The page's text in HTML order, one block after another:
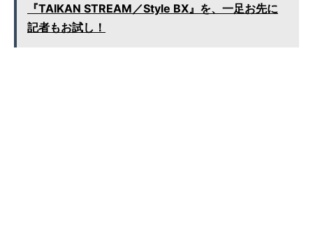
『TAIKAN STREAM／Style BX』を、一足お先に
記者もお試し！